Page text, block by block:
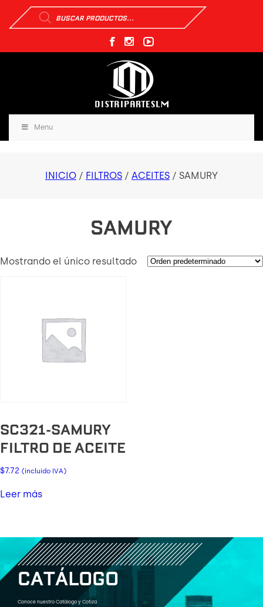
Búsqueda
de
productos
Menu
INICIO / FILTROS / ACEITES / SAMURY
SAMURY
Mostrando el único resultado
SC321-SAMURY
FILTRO DE ACEITE
$7.72 (incluido IVA)
Leer más
CATÁLOGO
Conoce nuestro Catálogo y Cotiza